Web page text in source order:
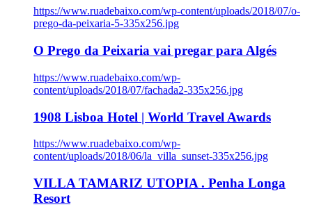
https://www.ruadebaixo.com/wp-content/uploads/2018/07/o-
prego-da-peixaria-5-335x256.jpg
O Prego da Peixaria vai pregar para Algés
https://www.ruadebaixo.com/wp-
content/uploads/2018/07/fachada2-335x256.jpg
1908 Lisboa Hotel | World Travel Awards
https://www.ruadebaixo.com/wp-
content/uploads/2018/06/la_villa_sunset-335x256.jpg
VILLA TAMARIZ UTOPIA . Penha Longa
Resort